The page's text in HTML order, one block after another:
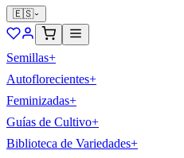
🇪🇸
Semillas+
Autoflorecientes+
Feminizadas+
Guías de Cultivo+
Biblioteca de Variedades+